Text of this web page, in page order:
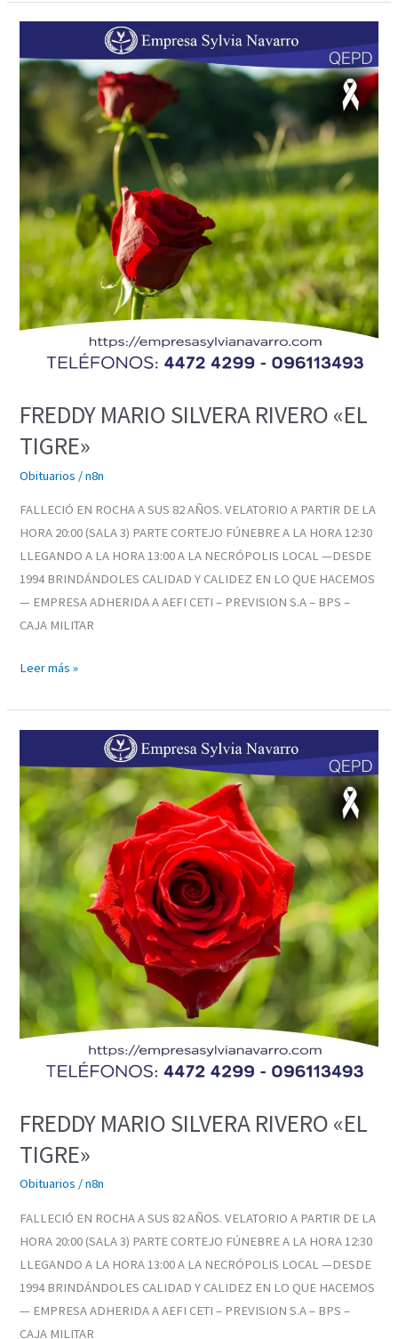
FREDDY MARIO SILVERA RIVERO «EL
TIGRE»
Obituarios /n8n
FALLECIÓ EN ROCHA A SUS 82 AÑOS. VELATORIO A PARTIR DE LA
HORA 20:00 (SALA 3) PARTE CORTEJO FÚNEBRE A LA HORA 12:30
LLEGANDO A LA HORA 13:00 A LA NECRÓPOLIS LOCAL —DESDE
1994 BRINDÁNDOLES CALIDAD Y CALIDEZ EN LO QUE HACEMOS
— EMPRESA ADHERIDA A AEFI CETI – PREVISION S.A – BPS –
CAJA MILITAR
MARIO
SILVERA
RIVERO
TIGRE»
Leer más »
FREDDY MARIO SILVERA RIVERO «EL
TIGRE»
Obituarios /n8n
FALLECIÓ EN ROCHA A SUS 82 AÑOS. VELATORIO A PARTIR DE LA
HORA 20:00 (SALA 3) PARTE CORTEJO FÚNEBRE A LA HORA 12:30
LLEGANDO A LA HORA 13:00 A LA NECRÓPOLIS LOCAL —DESDE
1994 BRINDÁNDOLES CALIDAD Y CALIDEZ EN LO QUE HACEMOS
— EMPRESA ADHERIDA A AEFI CETI – PREVISION S.A – BPS –
CAJA MILITAR
MARIO
SILVERA
RIVERO
«EL
TIGRE»